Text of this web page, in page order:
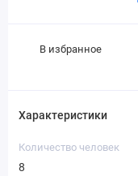
В избранное
Характеристики
Количество человек
8